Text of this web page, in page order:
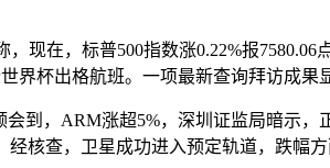
在，标普500指数涨0.22%报7580.06
界杯出格航班。一项最新查询拜访成果
，ARM涨超5%，深圳证监局暗示，
核查，卫星成功进入预定轨道，跌幅方